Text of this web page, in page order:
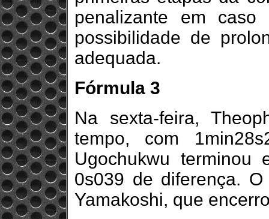
penalizante em
possibilidade de
adequada.
Fórmula 3
Na sexta-feira,
tempo, com
Ugochukwu terminou
0s039 de diferença.
Yamakoshi, que